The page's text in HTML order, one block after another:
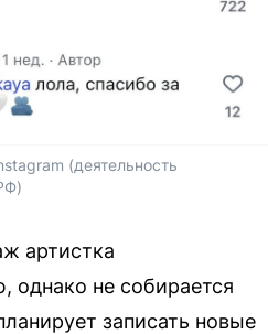
(деятельность
артистка
однако не собирается
записать новые